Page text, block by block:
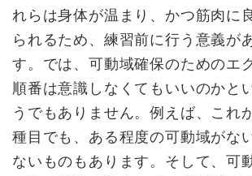
れらは身体が温まり、かつ筋肉に
られるため、練習前に行う意義が
す。では、可動域確保のためのエ
順番は意識しなくてもいいのかと
うでもありません。例えば、これ
種目でも、ある程度の可動域がな
ないものもあります。そして、可